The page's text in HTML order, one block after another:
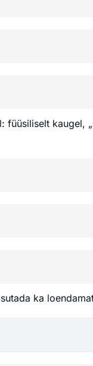
kaugel,
ka